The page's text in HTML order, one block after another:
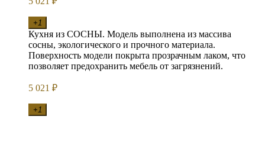
+1
Кухня из СОСНЫ. Модель выполнена из массива
сосны, экологического и прочного материала.
Поверхность модели покрыта прозрачным лаком, что
позволяет предохранить мебель от загрязнений.
5 021 ₽
+1